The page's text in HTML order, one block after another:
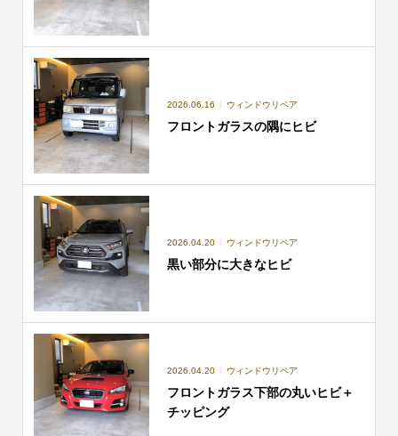
2026.06.16 ウィンドウリペア
フロントガラスの隅にヒビ
2026.04.20 ウィンドウリペア
黒い部分に大きなヒビ
2026.04.20 ウィンドウリペア
フロントガラス下部の丸いヒビ＋
チッピング